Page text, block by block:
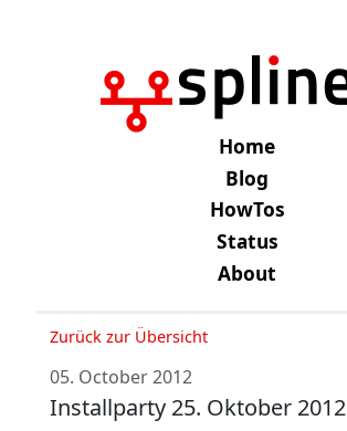
Home
Blog
HowTos
Status
About
Zurück zur Übersicht
05. October 2012
Installparty 25. Oktober 2012